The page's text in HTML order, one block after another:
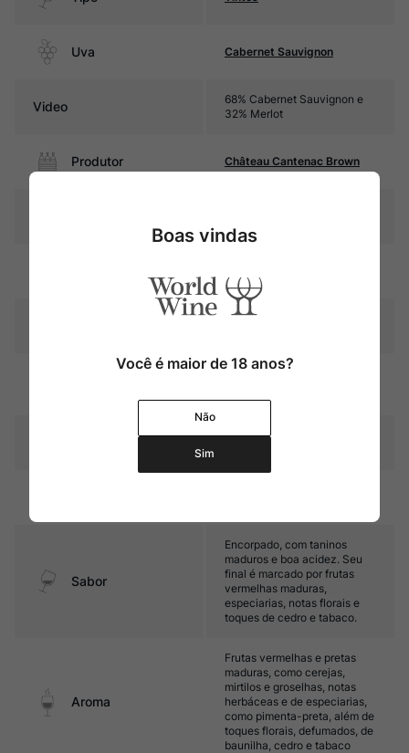
Uva Cabernet Sauvignon
Video
68% Cabernet Sauvignon e
32% Merlot
Produtor Château Cantenac Brown
Graduação Alcóoli
Amadurecimento
12 a 15 meses em barricas de
Sabor
Encorpado, com taninos
maduros e boa acidez. Seu
final é marcado por frutas
vermelhas maduras,
especiarias, notas florais e
toques de cedro e tabaco.
Aroma
Frutas vermelhas e pretas
maduras, como cerejas,
mirtilos e groselhas, notas
herbáceas e de especiarias,
como pimenta-preta, além de
toques florais, defumados, de
baunilha, cedro e tabaco
Boas vindas
Você é maior de 18 anos?
Não
Sim